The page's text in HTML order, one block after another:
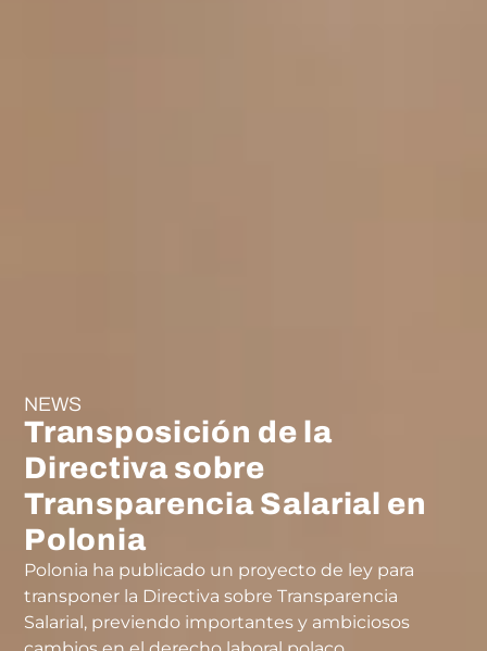
NEWS
Transposición de la
Directiva sobre
Transparencia Salarial en
Polonia
Polonia ha publicado un proyecto de ley para
transponer la Directiva sobre Transparencia
Salarial, previendo importantes y ambiciosos